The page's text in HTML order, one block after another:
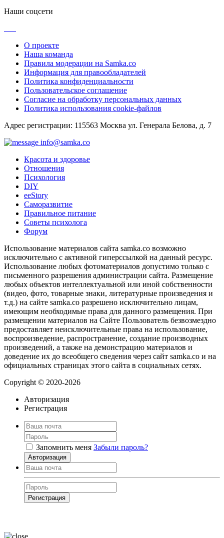
Наши соцсети
О проекте
Наша команда
Правила модерации на Samka.co
Информация для правообладателей
Политика конфиденциальности
Пользовательское соглашение
Согласие на обработку персональных данных
Политика использования cookie-файлов
Адрес регистрации: 115563 Москва ул. Генерала Белова, д. 7
info@samka.co
Красота и здоровье
Отношения
Психология
DIY
ееStory
Саморазвитие
Правильное питание
Советы психолога
Форум
Использование материалов сайта samka.co возможно
исключительно с активной гиперссылкой на данный ресурс.
Использование любых фотоматериалов допустимо только с
письменного разрешения администрации сайта. Размещение
любых объектов интеллектуальной или иной собственности
(видео, фото, товарные знаки, литературные произведения и
т.д.) на сайте samka.co разрешено исключительно лицам,
имеющим необходимые права для данного размещения. При
размещении материалов на Сайте Пользователь безвозмездно
предоставляет неисключительные права на использование,
воспроизведение, распространение, создание производных
произведений, а также на демонстрацию материалов и
доведение их до всеобщего сведения через сайт samka.co и на
официальных страницах этого сайта в социальных сетях.
Copyright © 2020-2026
Авторизация
Регистрация
Запомнить меня Забыли пароль?
Авторизация
Регистрация